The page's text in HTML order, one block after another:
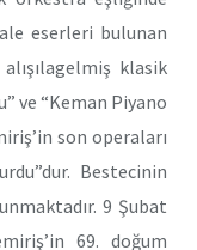
eserleri bulunan
klasik
ve “Keman Piyano
son operaları
Bestecinin
9 Şubat
69. doğum